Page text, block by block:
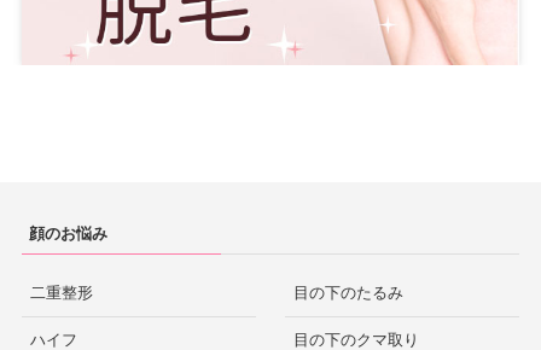
顔のお悩み
二重整形
ハイフ
目の下のたるみ
目の下のクマ取り